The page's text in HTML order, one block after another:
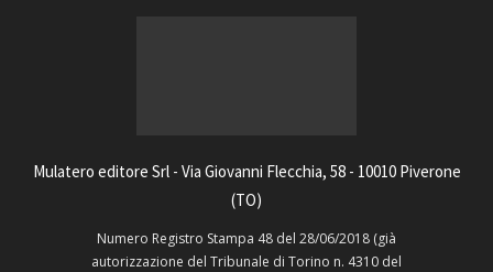
Mulatero editore Srl - Via Giovanni Flecchia, 58 - 10010 Piverone
(TO)
Numero Registro Stampa 48 del 28/06/2018 (già
autorizzazione del Tribunale di Torino n. 4310 del